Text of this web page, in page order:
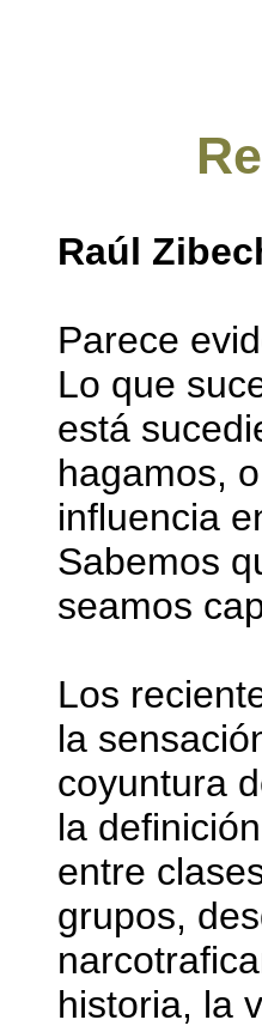
Raúl
Parece
Lo que
está
hagamos,
influencia
Sabemos
seamos
Los
la
coyuntura
la
entre
grupos,
historia, la